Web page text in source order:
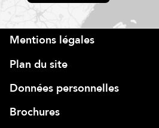
Mentions légales
Plan du site
Données personnelles
Brochures